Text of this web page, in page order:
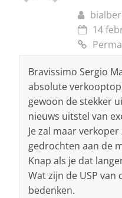
14
Bravissimo Sergio
absolute
gewoon de stekker
nieuws uitstel van
Je zal maar
gedrochten aan de
Knap als je dat
Wat zijn de USP van
bedenken.